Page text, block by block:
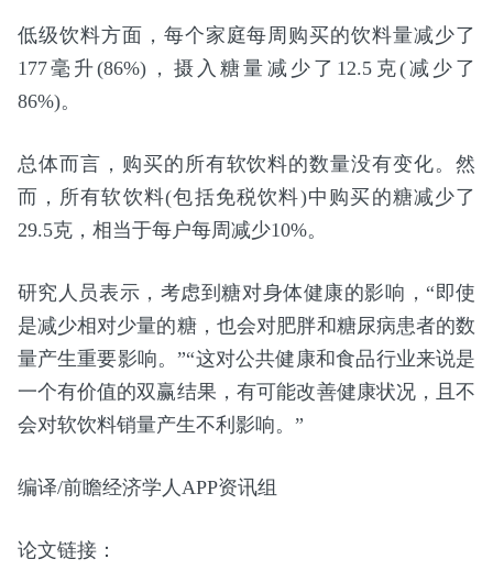
低级饮料方面，每个家庭每周购买的饮料量减少了
177毫升(86%)，摄入糖量减少了12.5克(减少了
86%)。
总体而言，购买的所有软饮料的数量没有变化。然
而，所有软饮料(包括免税饮料)中购买的糖减少了
29.5克，相当于每户每周减少10%。
研究人员表示，考虑到糖对身体健康的影响，“即使
是减少相对少量的糖，也会对肥胖和糖尿病患者的数
量产生重要影响。”“这对公共健康和食品行业来说是
一个有价值的双赢结果，有可能改善健康状况，且不
会对软饮料销量产生不利影响。”
编译/前瞻经济学人APP资讯组
论文链接：